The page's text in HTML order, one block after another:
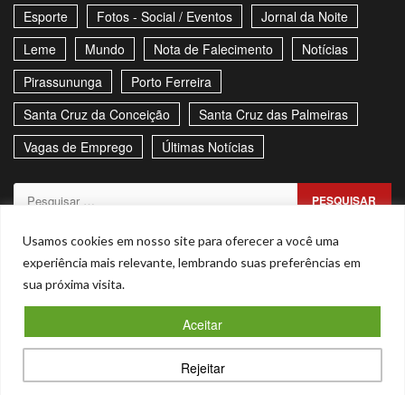
Usamos cookies em nosso site para oferecer a você uma
experiência mais relevante, lembrando suas preferências em
sua próxima visita.
Rejeitar
Aceitar
Esporte
Fotos - Social / Eventos
Jornal da Noite
Leme
Mundo Nota de Falecimento
Notícias
Pirassununga
Porto Ferreira
Santa Cruz da Conceição
Santa Cruz das Palmeiras
Vagas de Emprego
Últimas Notícias
Pesquisar
Sitemap Política de Privacidade Contato
Stories
Facebook
Youtube
Copyright © Todos os direitos reservados. - CNPJ –
53.855.101/0001-00|Magnitudeby AF themes.